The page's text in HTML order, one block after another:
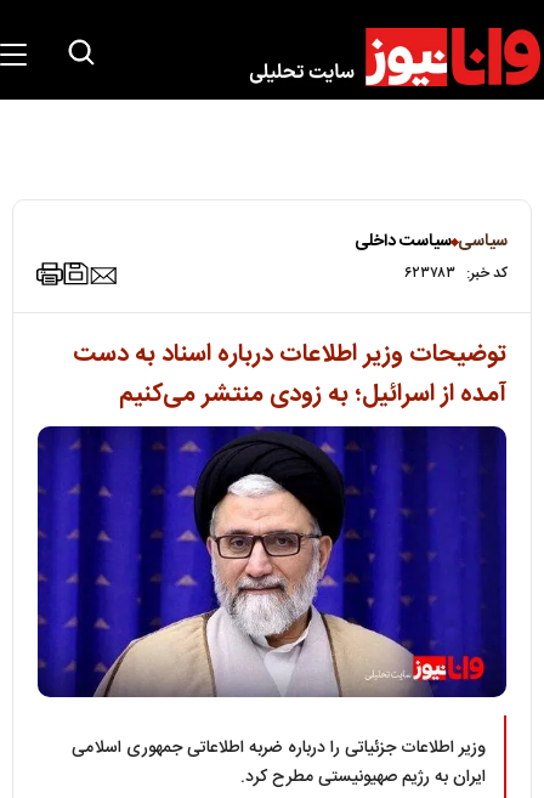
سیاسی سیاست داخلی
کد خبر: ۶۲۳۷۸۳
توضیحات وزیر اطلاعات درباره اسناد به دست
آمده از اسرائیل؛ به زودی منتشر می‌کنیم
وزیر اطلاعات جزئیاتی را درباره ضربه اطلاعاتی جمهوری اسلامی
ایران به رژیم صهیونیستی مطرح کرد.